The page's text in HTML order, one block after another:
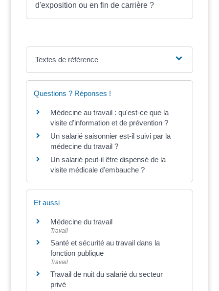
d'exposition ou en fin de carrière ?
Textes de référence
Questions ? Réponses !
Médecine au travail : qu'est-ce que la
visite d'information et de prévention ?
Un salarié saisonnier est-il suivi par la
médecine du travail ?
Un salarié peut-il être dispensé de la
visite médicale d'embauche ?
Et aussi
Médecine du travail
Travail
Santé et sécurité au travail dans la
fonction publique
Travail
Travail de nuit du salarié du secteur
privé